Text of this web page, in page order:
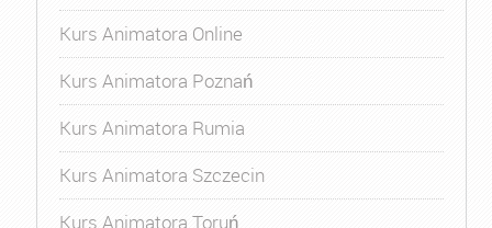
Kurs Animatora Online
Kurs Animatora Poznań
Kurs Animatora Rumia
Kurs Animatora Szczecin
Kurs Animatora Toruń